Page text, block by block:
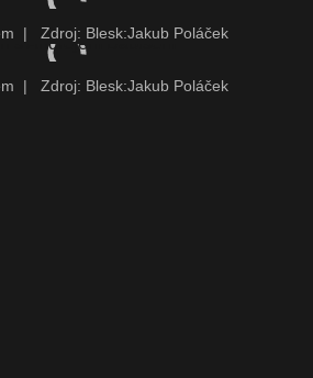
| Zdroj: Blesk:Jakub Poláček
| Zdroj: Blesk:Jakub Poláček